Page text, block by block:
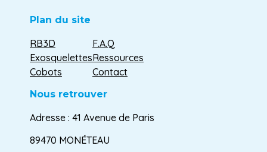
Plan du site
RB3D
Exosquelettes
Cobots
F.A.Q
Ressources
Contact
Nous retrouver
Adresse : 41 Avenue de Paris
89470 MONÉTEAU